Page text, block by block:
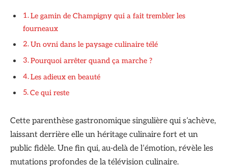
Le gamin de Champigny qui a fait trembler les
fourneaux
Un ovni dans le paysage culinaire télé
Pourquoi arrêter quand ça marche ?
Les adieux en beauté
Ce qui reste
Cette parenthèse gastronomique singulière qui s’achève,
laissant derrière elle un héritage culinaire fort et un
public fidèle. Une fin qui, au-delà de l’émotion, révèle les
mutations profondes de la télévision culinaire.